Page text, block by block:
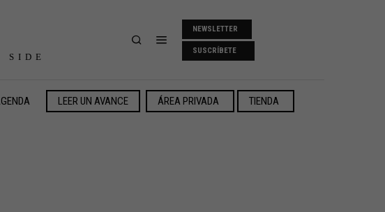
SIDE
NEWSLETTER
SUSCRÍBETE
LEER UN AVANCE ÁREA PRIVADA TIENDA